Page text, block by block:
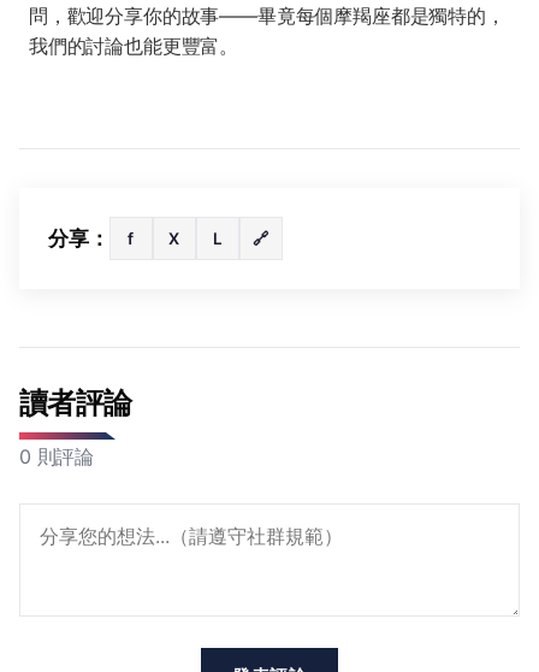
問，歡迎分享你的故事——畢竟每個摩羯座都是獨特的，
我們的討論也能更豐富。
分享： f X L 🔗
讀者評論
0 則評論